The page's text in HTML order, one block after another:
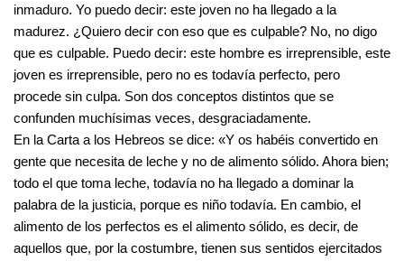
inmaduro. Yo puedo decir: este joven no ha llegado a la
madurez. ¿Quiero decir con eso que es culpable? No, no digo
que es culpable. Puedo decir: este hombre es irreprensible, este
joven es irreprensible, pero no es todavía perfecto, pero
procede sin culpa. Son dos conceptos distintos que se
confunden muchísimas veces, desgraciadamente.
En la Carta a los Hebreos se dice: «Y os habéis convertido en
gente que necesita de leche y no de alimento sólido. Ahora bien;
todo el que toma leche, todavía no ha llegado a dominar la
palabra de la justicia, porque es niño todavía. En cambio, el
alimento de los perfectos es el alimento sólido, es decir, de
aquellos que, por la costumbre, tienen sus sentidos ejercitados